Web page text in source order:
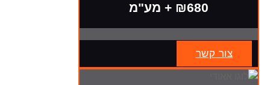
₪680 + מע"מ
צור קשר